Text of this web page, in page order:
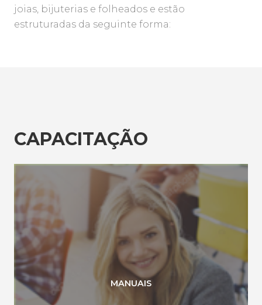
joias, bijuterias e folheados e estão
estruturadas da seguinte forma:
CAPACITAÇÃO
MANUAIS